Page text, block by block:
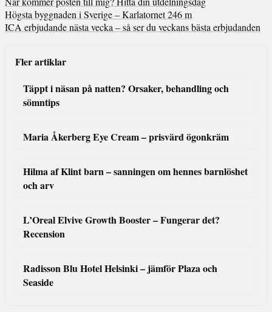
Högsta byggnaden i Sverige – Karlatornet 246 m
ICA erbjudande nästa vecka – så ser du veckans bästa erbjudanden
Fler artiklar
Täppt i näsan på natten? Orsaker, behandling och
sömntips
Maria Åkerberg Eye Cream – prisvärd ögonkräm
Hilma af Klint barn – sanningen om hennes barnlöshet
och arv
L’Oreal Elvive Growth Booster – Fungerar det?
Recension
Radisson Blu Hotel Helsinki – jämför Plaza och
Seaside